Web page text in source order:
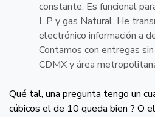
constante. Es funcional
L.P y gas Natural. He
electrónico información a
Contamos con entregas
CDMX y área
Qué tal, una pregunta tengo un
cúbicos el de 10 queda bien ? O